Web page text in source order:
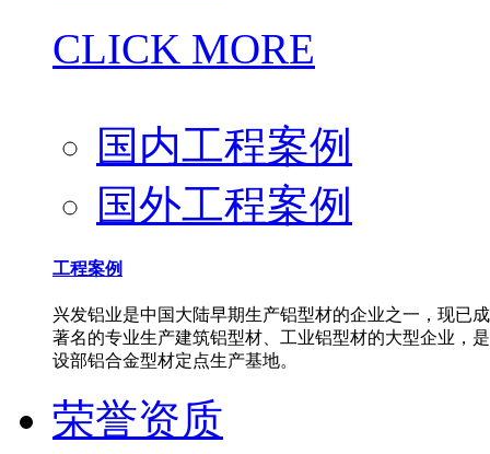
CLICK MORE
国内工程案例
国外工程案例
工程案例
兴发铝业是中国大陆早期生产铝型材的企业之一，现已
著名的专业生产建筑铝型材、工业铝型材的大型企业，
设部铝合金型材定点生产基地。
荣誉资质